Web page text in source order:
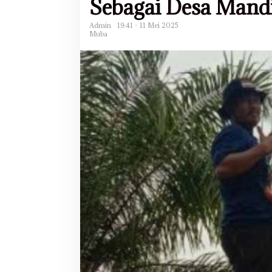
Sebagai Desa
Admin
19:41 - 11 Mei 2025
Muba